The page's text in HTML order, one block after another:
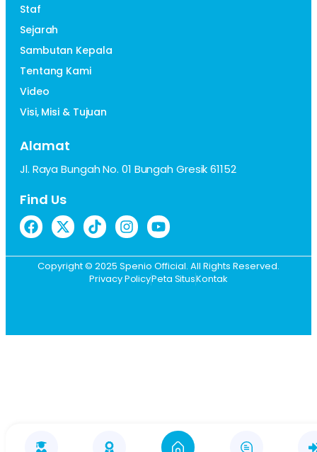
Staf
Sejarah
Sambutan Kepala
Tentang Kami
Video
Visi, Misi & Tujuan
Alamat
Jl. Raya Bungah No. 01 Bungah Gresik 61152
Find Us
Copyright © 2025 Spenio Official. All Rights Reserved.
Privacy PolicyPeta SitusKontak